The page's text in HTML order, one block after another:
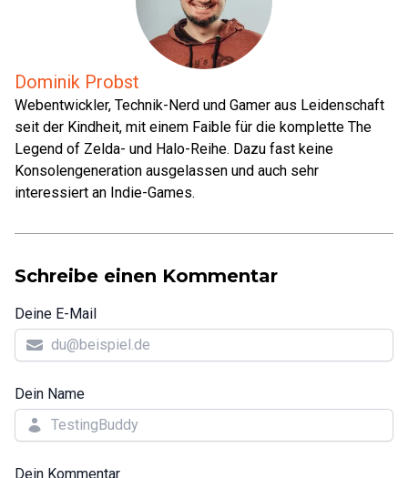
Dominik Probst
Webentwickler, Technik-Nerd und Gamer aus Leidenschaft
seit der Kindheit, mit einem Faible für die komplette The
Legend of Zelda- und Halo-Reihe. Dazu fast keine
Konsolengeneration ausgelassen und auch sehr
interessiert an Indie-Games.
Schreibe einen Kommentar
Deine E-Mail
Dein Name
Dein Kommentar